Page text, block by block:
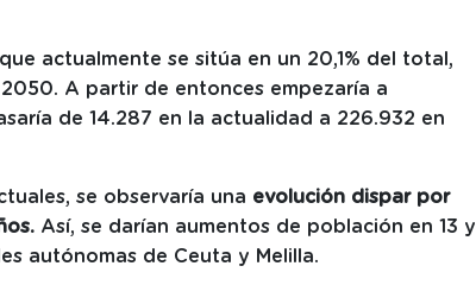
actualmente se sitúa en un 20,1% del total,
A partir de entonces empezaría a
de 14.287 en la actualidad a 226.932 en
se observaría una evolución dispar por
Así, se darían aumentos de población en 13 y
autónomas de Ceuta y Melilla.